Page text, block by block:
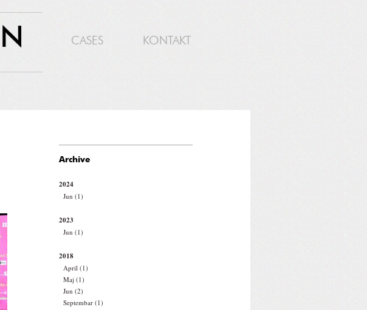
CASES KONTAKT
Archive
2024
Jun (1)
2023
Jun (1)
2018
April (1)
Maj (1)
Jun (2)
Septembar (1)